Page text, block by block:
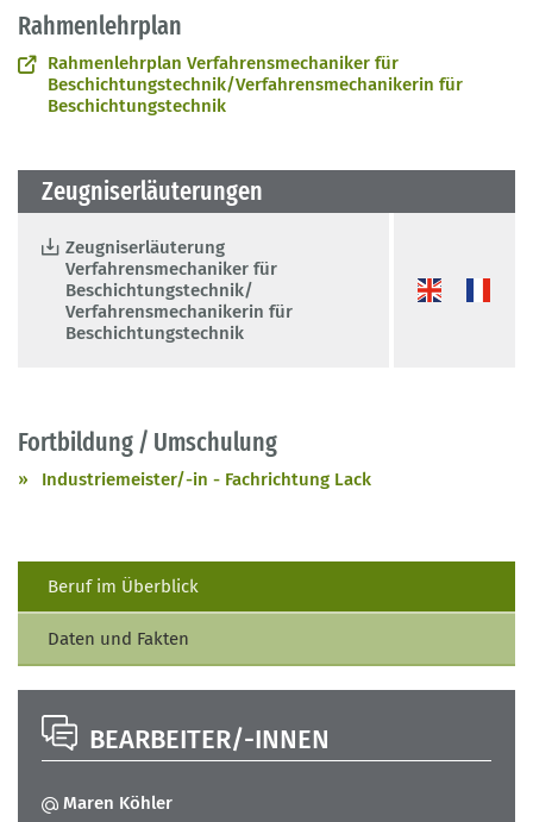
Rahmenlehrplan
Rahmenlehrplan Verfahrensmechaniker für
Beschichtungstechnik/Verfahrensmechanikerin für
Beschichtungstechnik
Zeugniserläuterungen
Zeugniserläuterung
Verfahrensmechaniker für
Beschichtungstechnik/
Verfahrensmechanikerin für
Beschichtungstechnik
Fortbildung / Umschulung
Industriemeister/-in - Fachrichtung Lack
Beruf im Überblick
Daten und Fakten
BEARBEITER/-INNEN
Maren Köhler